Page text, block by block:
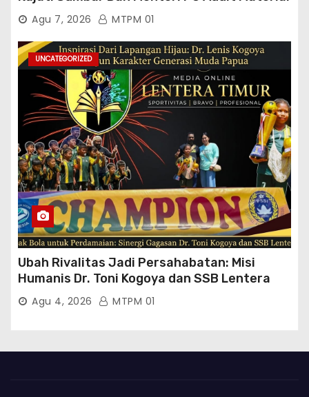
PT. Brantas Abipraya Kontrak No :
06.Nopember 2025 s.d 31 Maret 2026
Sumber Dana: APBN Nilai Kontrak : Rp
76.130.630.000.00,- Diduga Ka.Balai BWSS V
Padang Tutup Mata
Agu 7, 2026 MTPM 01
UNCATEGORIZED
Ubah Rivalitas Jadi Persahabatan: Misi
Humanis Dr. Toni Kogoya dan SSB Lentera
TimurAgu 4, 2026 MTPM 01